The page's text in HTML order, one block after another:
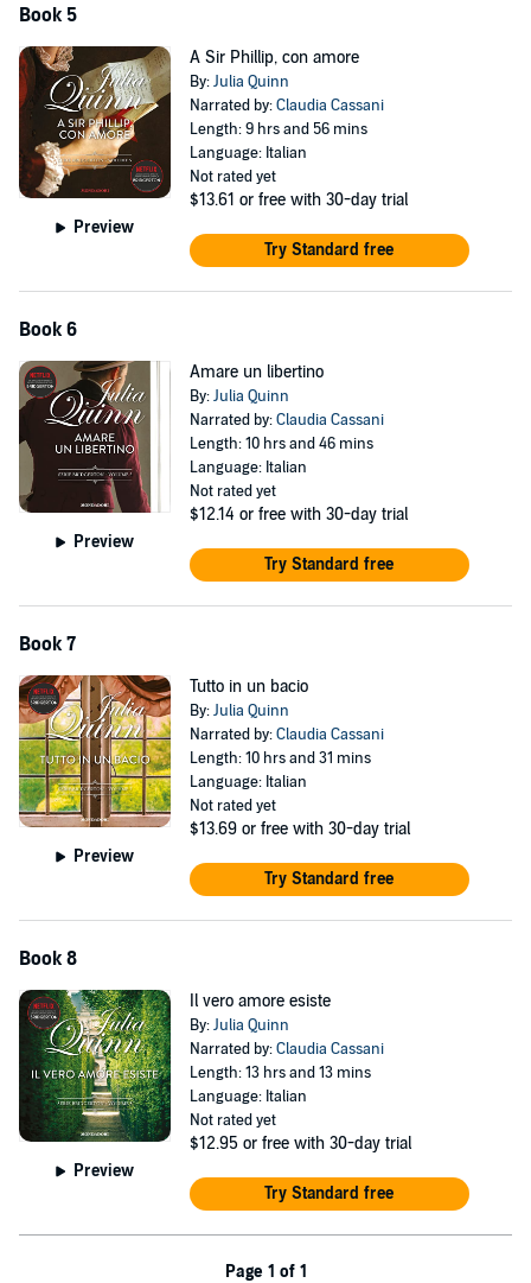
Book 5
Preview
A Sir Phillip, con amore
By:Julia Quinn
Narrated by:Claudia Cassani
Length: 9 hrs and 56 mins
Language: Italian
Not rated yet
$13.61 or free with 30-day trial
Try Standard free
Book 6
Preview
Amare un libertino
By:Julia Quinn
Narrated by:Claudia Cassani
Length: 10 hrs and 46 mins
Language: Italian
Not rated yet
$12.14 or free with 30-day trial
Try Standard free
Book 7
Preview
Tutto in un bacio
By:Julia Quinn
Narrated by:Claudia Cassani
Length: 10 hrs and 31 mins
Language: Italian
Not rated yet
$13.69 or free with 30-day trial
Try Standard free
Book 8
Preview
Il vero amore esiste
By:Julia Quinn
Narrated by:Claudia Cassani
Length: 13 hrs and 13 mins
Language: Italian
Not rated yet
$12.95 or free with 30-day trial
Try Standard free
Page 1 of 1